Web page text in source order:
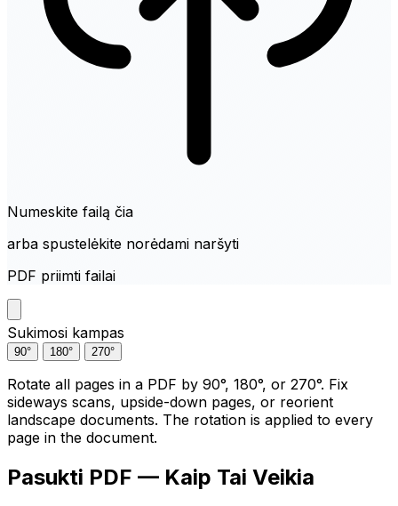
Numeskite failą čia
arba spustelėkite norėdami naršyti
PDF priimti failai
Sukimosi kampas
90° 180° 270°
Rotate all pages in a PDF by 90°, 180°, or 270°. Fix
sideways scans, upside-down pages, or reorient
landscape documents. The rotation is applied to every
page in the document.
Pasukti PDF — Kaip Tai Veikia